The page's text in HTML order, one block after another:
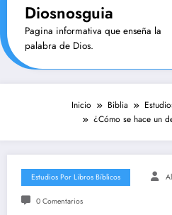
Diosnosguia
Pagina informativa que enseña la
palabra de Dios.
Inicio Biblia
¿Cómo se hace un
Estudios Por Libros Bíblicos
0 Comentarios